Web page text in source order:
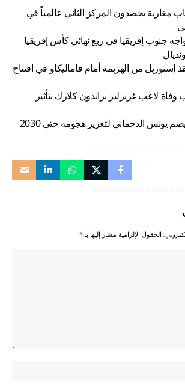
مغاربة يحصدون المركز الثاني عالمياً في
جنوب إفريقيا في ربع نهائي كأس إفريقيا
إستوريل من الهزيمة أمام فاماليكاو في افتتاح
لاعب غريزليز براندون كلارك بتأثير
يونس الدحماني لتعزيز هجومه حتى 2030
الحقول الإلزامية مشار إليها بـ *